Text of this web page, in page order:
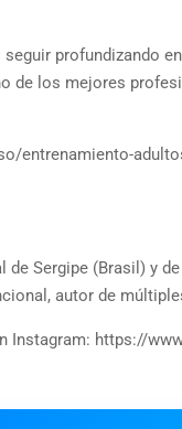
profundizando
de los mejores
entrenamiento-
de Sergipe (Brasil) y
autor de
Instagram: https://